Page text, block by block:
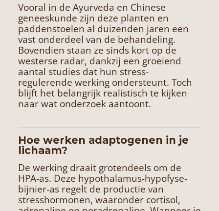
Vooral in de Ayurveda en Chinese
geneeskunde zijn deze planten en
paddenstoelen al duizenden jaren een
vast onderdeel van de behandeling.
Bovendien staan ze sinds kort op de
westerse radar, dankzij een groeiend
aantal studies dat hun stress-
regulerende werking ondersteunt. Toch
blijft het belangrijk realistisch te kijken
naar wat onderzoek aantoont.
Hoe werken adaptogenen in je
lichaam?
De werking draait grotendeels om de
HPA-as. Deze hypothalamus-hypofyse-
bijnier-as regelt de productie van
stresshormonen, waaronder cortisol,